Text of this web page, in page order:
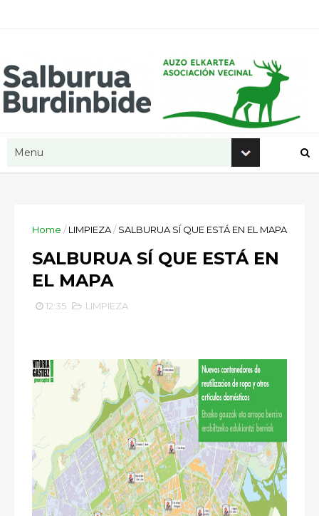
Home / LIMPIEZA/ SALBURUA SÍ QUE ESTÁ EN EL MAPA
SALBURUA SÍ QUE ESTÁ EN
EL MAPA
12:35 LIMPIEZA